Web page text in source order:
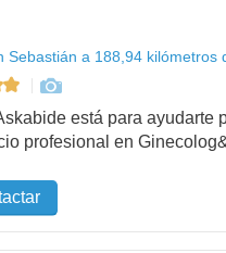
Sebastián a 188,94
está para ayudarte
profesional en